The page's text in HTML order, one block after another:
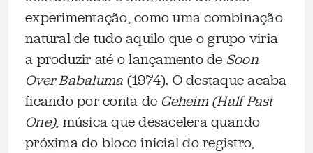
experimentação, como uma combinação
natural de tudo aquilo que o grupo viria
a produzir até o lançamento de Soon
Over Babaluma (1974). O destaque acaba
ficando por conta de Geheim (Half Past
One), música que desacelera quando
próxima do bloco inicial do registro,